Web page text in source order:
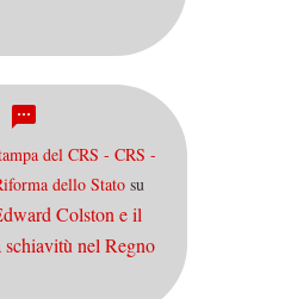
del CRS - CRS -
dello Stato su
Colston e il
schiavitù nel Regno